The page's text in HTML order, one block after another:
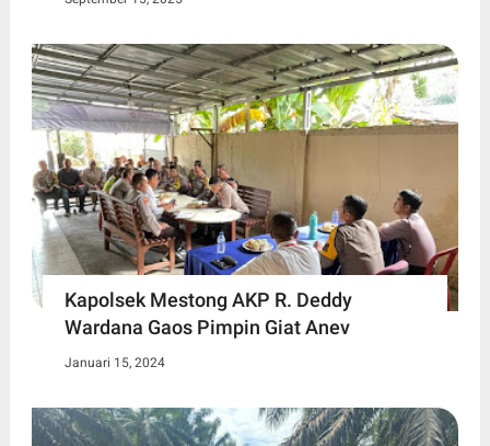
Kapolsek Mestong AKP R. Deddy
Wardana Gaos Pimpin Giat Anev
Januari 15, 2024